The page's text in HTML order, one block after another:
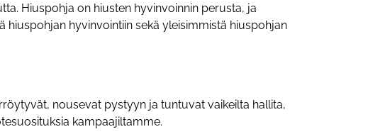
Hiuspohja on hiusten hyvinvoinnin perusta, ja
hyvinvointiin sekä yleisimmistä hiuspohjan
nousevat pystyyn ja tuntuvat vaikeilta hallita,
kampaajiltamme.